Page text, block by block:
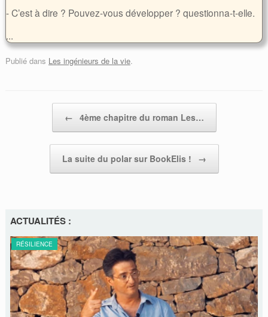
- C’est à dire ? Pouvez-vous développer ? questionna-t-elle.
...
Publié dans Les ingénieurs de la vie.
← 4ème chapitre du roman Les…
La suite du polar sur BookElis ! →
ACTUALITÉS :
RÉSILIENCE